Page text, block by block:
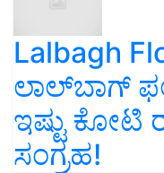
Lalbagh
ಲಾಲ್‌ಬಾಗ್
ಇಷ್ಟು
ಸಂಗ್ರಹ!